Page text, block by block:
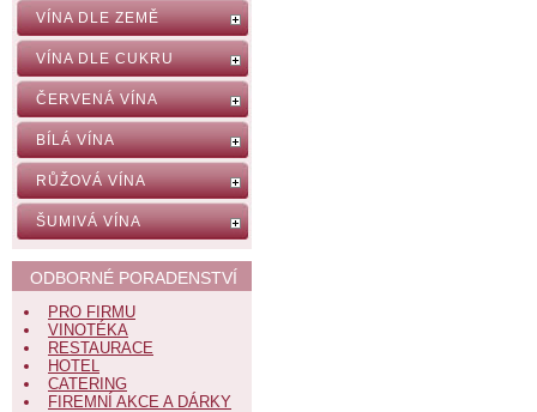
VÍNA DLE ZEMĚ
VÍNA DLE CUKRU
ČERVENÁ VÍNA
BÍLÁ VÍNA
RŮŽOVÁ VÍNA
ŠUMIVÁ VÍNA
ODBORNÉ PORADENSTVÍ
PRO FIRMU
VINOTÉKA
RESTAURACE
HOTEL
CATERING
FIREMNÍ AKCE A DÁRKY